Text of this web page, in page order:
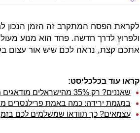
לקראת הפסח המתקרב זה הזמן הנכון
ולפרוץ לדרך חדשה. פחד הוא מנוע
אתכם קצת, נראה לכם שיש אור עצום
קראו עוד בכלכליסט:
שאננים? רק 35% מהישראלים מודאגים מעתידם התעסוקתי
במגמת ירידה: כמה באמת פרילנסרים
עצמאים? כך תוודאו שמשלמים לכם